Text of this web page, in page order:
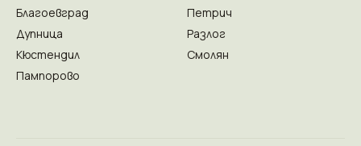
Благоевград
Дупница
Кюстендил
Пампорово
Петрич
Разлог
Смолян